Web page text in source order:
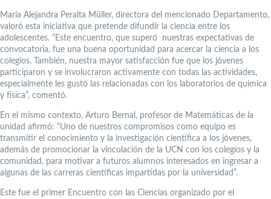
María Alejandra Peralta Müller, directora del mencionado Departamento,
valoró esta iniciativa que pretende difundir la ciencia entre los
adolescentes. “Este encuentro, que superó nuestras expectativas de
convocatoria, fue una buena oportunidad para acercar la ciencia a los
colegios. También, nuestra mayor satisfacción fue que los jóvenes
participaron y se involucraron activamente con todas las actividades,
especialmente les gustó las relacionadas con los laboratorios de química
y física”, comentó.
En el mismo contexto, Arturo Bernal, profesor de Matemáticas de la
unidad afirmó: “Uno de nuestros compromisos como equipo es
transmitir el conocimiento y la investigación científica a los jóvenes,
además de promocionar la vinculación de la UCN con los colegios y la
comunidad, para motivar a futuros alumnos interesados en ingresar a
algunas de las carreras científicas impartidas por la universidad”.
Este fue el primer Encuentro con las Ciencias organizado por el